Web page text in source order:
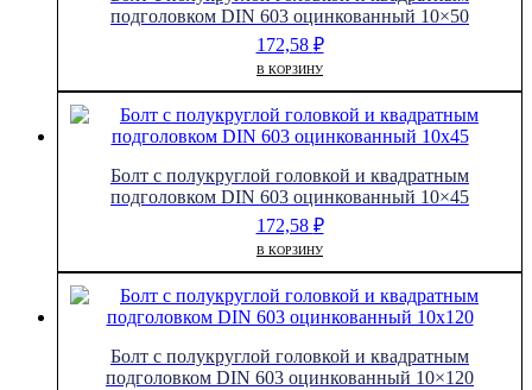
подголовком DIN 603 оцинкованный 10×50
172,58 ₽
В КОРЗИНУ
Болт с полукруглой головкой и квадратным
подголовком DIN 603 оцинкованный 10×45
172,58 ₽
В КОРЗИНУ
Болт с полукруглой головкой и квадратным
подголовком DIN 603 оцинкованный 10×120